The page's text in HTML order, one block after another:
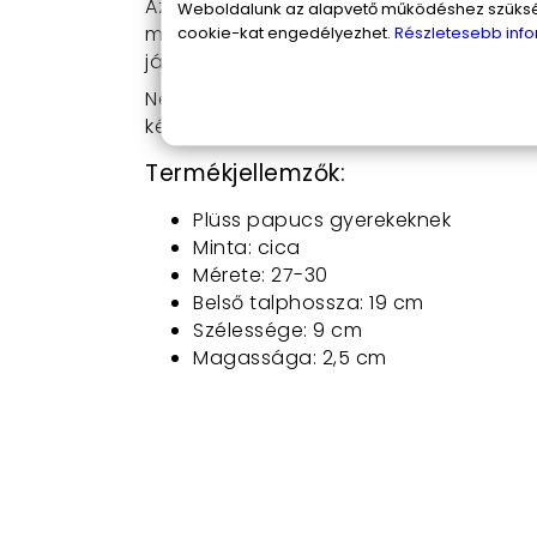
Az aranyos, rózsaszín, cicás plüss
móka! A papucsok könnyen fel- és
játékot, míg a puha bélés biztosítja a
Ne hagyd, hogy gyermeked
kényelem és móka varázslatos
Termékjellemzők:
Plüss papucs gyerekeknek
Minta: cica
Mérete: 27-30
Belső talphossza: 19 cm
Szélessége: 9 cm
Magassága: 2,5 cm
Weboldalunk az alapvető működéshez
cookie-kat engedélyezhet. Részletesebb